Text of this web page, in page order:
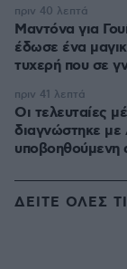
Μαντόνα για
έδωσε ένα
τυχερή που σε
πριν 40 λεπτά
Οι τελευταίες
διαγνώστηκε με
υποβοηθούμενη
πριν 41 λεπτά
ΔΕΙΤΕ ΟΛΕΣ